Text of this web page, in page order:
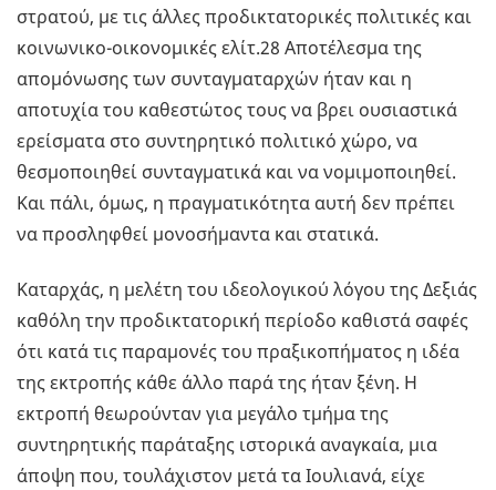
στρατού, με τις άλλες προδικτατορικές πολιτικές και
κοινωνικο-οικονομικές ελίτ.28 Αποτέλεσμα της
απομόνωσης των συνταγματαρχών ήταν και η
αποτυχία του καθεστώτος τους να βρει ουσιαστικά
ερείσματα στο συντηρητικό πολιτικό χώρο, να
θεσμοποιηθεί συνταγματικά και να νομιμοποιηθεί.
Και πάλι, όμως, η πραγματικότητα αυτή δεν πρέπει
να προσληφθεί μονοσήμαντα και στατικά.
Καταρχάς, η μελέτη του ιδεολογικού λόγου της Δεξιάς
καθόλη την προδικτατορική περίοδο καθιστά σαφές
ότι κατά τις παραμονές του πραξικοπήματος η ιδέα
της εκτροπής κάθε άλλο παρά της ήταν ξένη. Η
εκτροπή θεωρούνταν για μεγάλο τμήμα της
συντηρητικής παράταξης ιστορικά αναγκαία, μια
άποψη που, τουλάχιστον μετά τα Ιουλιανά, είχε